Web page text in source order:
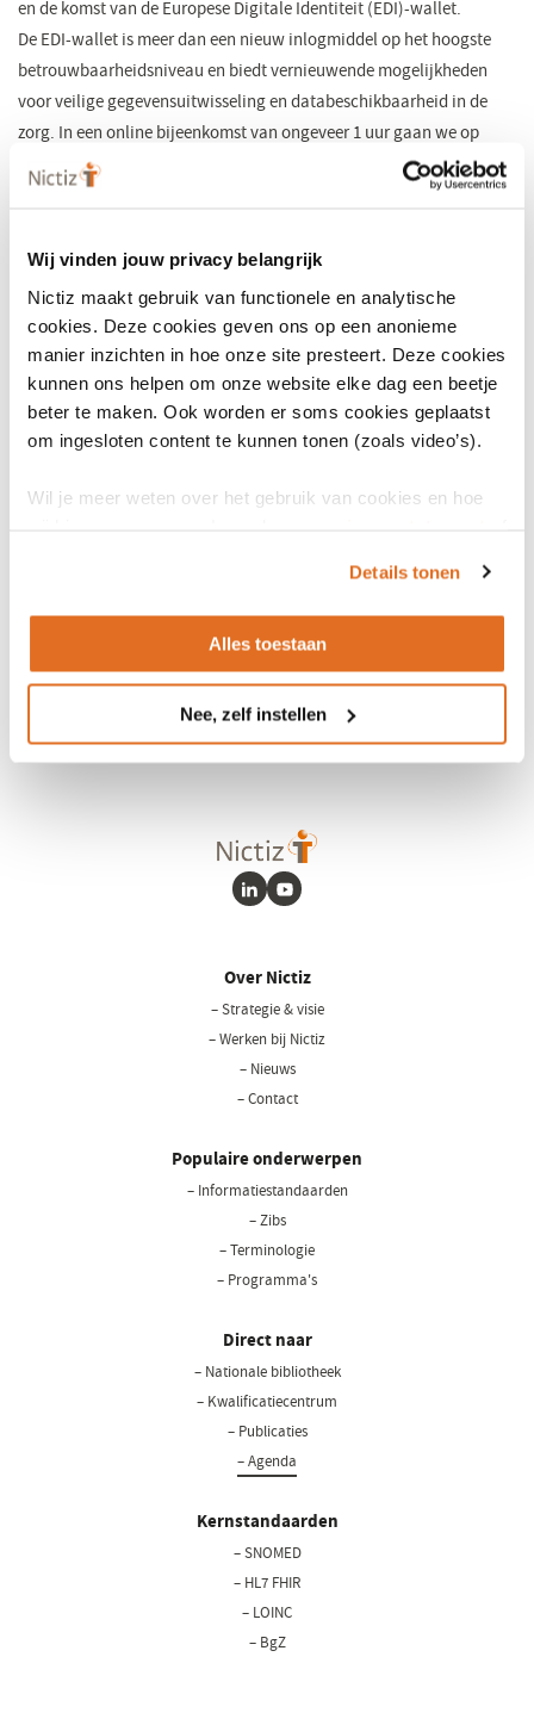
Wij vinden jouw privacy belangrijk
Nictiz maakt gebruik van functionele en analytische
cookies. Deze cookies geven ons op een anonieme
manier inzichten in hoe onze site presteert. Deze cookies
kunnen ons helpen om onze website elke dag een beetje
beter te maken. Ook worden er soms cookies geplaatst
om ingesloten content te kunnen tonen (zoals video’s).
Wil je meer weten over het gebruik van cookies en hoe
Details tonen
Alles toestaan
Nee, zelf instellen
en de komst van de Europese Digitale Identiteit (EDI)-wallet.
De EDI-wallet is meer dan een nieuw inlogmiddel op het hoogste
betrouwbaarheidsniveau en biedt vernieuwende mogelijkheden
voor veilige gegevensuitwisseling en databeschikbaarheid in de
zorg. In een online bijeenkomst van ongeveer 1 uur gaan we op
hoofdlijnen in op de acceptatieplicht én op de kansen die de
herziene eIDAS-verordening biedt voor de zorg.
het wettelijke kader en de acceptatieplicht voor de zorg;
wat de EDI-wallet is en hoe deze werkt;
welke concrete kansen de EDI-wallet biedt voor
zorgorganisaties en -professionals.
Data:
Dinsdag 19 mei | 09.30 – 10.30 uur
Dinsdag 24 november | 09.30 – 10.30 uur
Voor meer informatie of vragen over eIDAS in de zorg kun je contact
eIDAS@nictiz.nl
LinkedInYoutube
Over Nictiz
– Strategie & visie
– Werken bij Nictiz
– Nieuws
– Contact
Populaire onderwerpen
– Informatiestandaarden
– Zibs
– Terminologie
– Programma's
Direct naar
– Nationale bibliotheek(opent
– Kwalificatiecentrum
– Publicaties
– Agenda
Kernstandaarden
– SNOMED
– HL7 FHIR
– LOINC
– BgZ